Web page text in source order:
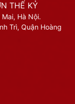
THẾ KỶ
Hà Nội.
Trì, Quận Hoàng